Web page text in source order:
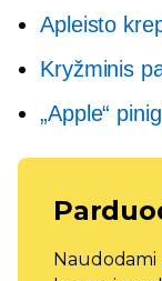
Apleisto
Kryžminis
„Apple“
Naudodami